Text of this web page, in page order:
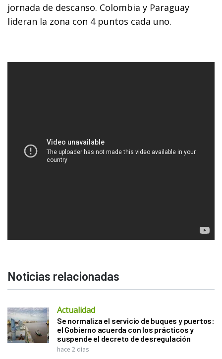
jornada de descanso. Colombia y Paraguay
lideran la zona con 4 puntos cada uno.
Noticias relacionadas
Actualidad
Se normaliza el servicio de buques y puertos:
el Gobierno acuerda con los prácticos y
suspende el decreto de desregulación
hace 2 días